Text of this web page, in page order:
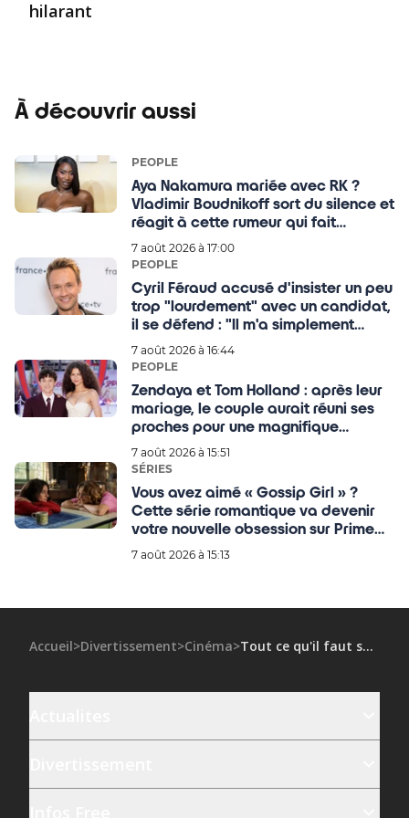
hilarant
À découvrir aussi
PEOPLE
Aya Nakamura mariée avec RK ?
Vladimir Boudnikoff sort du silence et
réagit à cette rumeur qui fait
beaucoup parler
7 août 2026 à 17:00
PEOPLE
Cyril Féraud accusé d'insister un peu
trop "lourdement" avec un candidat,
il se défend : "Il m'a simplement
touché"
7 août 2026 à 16:44
PEOPLE
Zendaya et Tom Holland : après leur
mariage, le couple aurait réuni ses
proches pour une magnifique
célébration au Royaume-Uni ce
mardi !
7 août 2026 à 15:51
SÉRIES
Vous avez aimé « Gossip Girl » ?
Cette série romantique va devenir
votre nouvelle obsession sur Prime
Video
7 août 2026 à 15:13
Accueil>Divertissement>Cinéma> Tout ce qu'il faut savoir sur « Le Deuxième Acte » de Quentin Dupieux, qui ouvre le Festival de Cannes